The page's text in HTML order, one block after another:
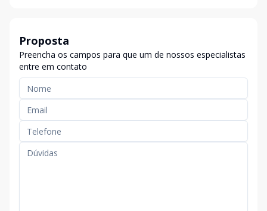
Proposta
Preencha os campos para que um de nossos especialistas
entre em contato